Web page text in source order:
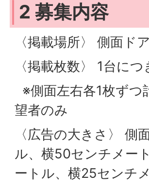
2 募集内容
〈掲載場所〉 側面ド
〈掲載枚数〉 1台に
※側面左右各1枚ずつ
望者のみ
〈広告の大きさ〉
ル、横50センチメー
ートル、横25センチ